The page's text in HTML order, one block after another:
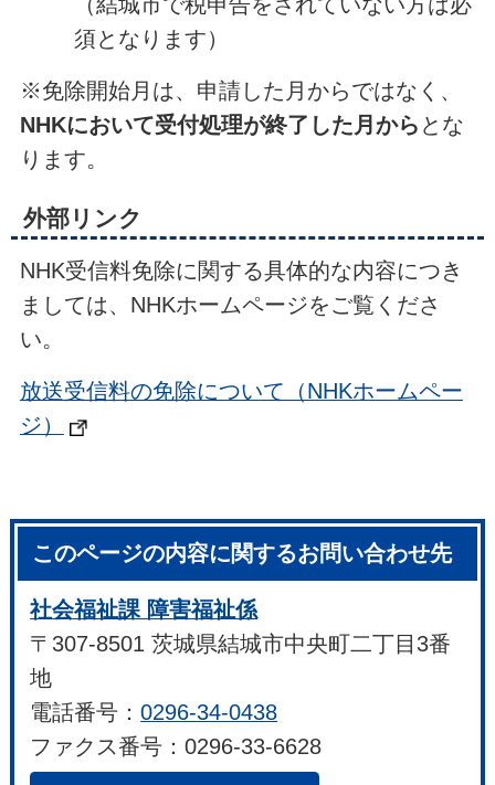
須となります）
※免除開始月は、申請した月からではなく、
NHKにおいて受付処理が終了した月から とな
ります。
外部リンク
NHK受信料免除に関する具体的な内容につき
ましては、NHKホームページをご覧くださ
い。
放送受信料の免除について（NHKホームペー
ジ）
このページの内容に関するお問い合わせ先
社会福祉課 障害福祉係
〒307-8501 茨城県結城市中央町二丁目3番
地
電話番号：0296-34-0438
ファクス番号：0296-33-6628